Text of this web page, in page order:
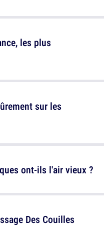
les plus
ont-ils l'air vieux ?
sur les
Des Couilles